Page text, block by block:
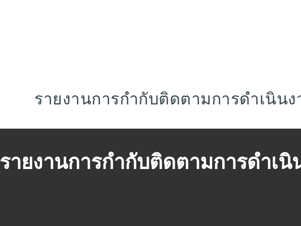
รายงานการกำกับติดตามการดำเนิน
รายงานการกำกับติดตามการดำเนิ